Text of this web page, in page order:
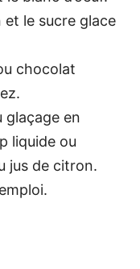
le sucre glace
chocolat
glaçage en
liquide ou
jus de citron.